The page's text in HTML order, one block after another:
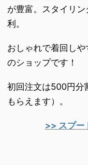
が豊富。スタイリ
利。
おしゃれで着回し
のショップです！
初回注文は500円分
もらえます）。
>> スプー